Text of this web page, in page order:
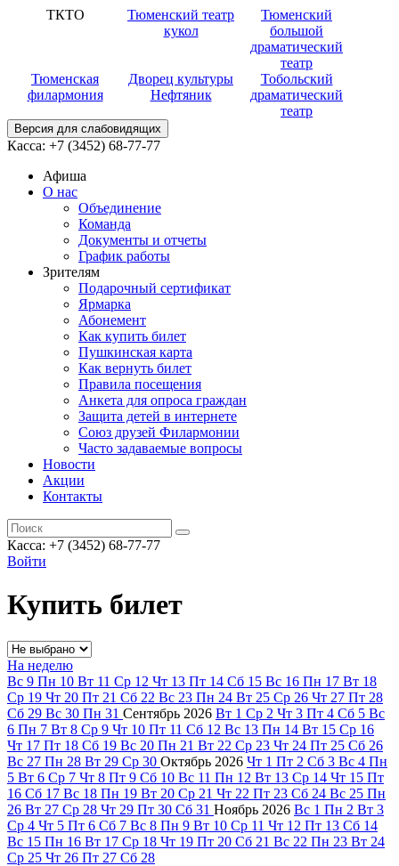
ТКТО
Тюменский театр
кукол
Тюменский
большой
драматический
театр
Тюменская
филармония
Дворец культуры
Нефтяник
Тобольский
драматический
театр
Версия для слабовидящих
Касса: +7 (3452) 68-77-77
Афиша
О нас
Объединение
Команда
Документы и отчеты
График работы
Зрителям
Подарочный сертификат
Ярмарка
Абонемент
Как купить билет
Пушкинская карта
Как вернуть билет
Правила посещения
Анкета для опроса граждан
Защита детей в интернете
Союз друзей Филармонии
Часто задаваемые вопросы
Новости
Акции
Контакты
Касса: +7 (3452) 68-77-77
Войти
Купить билет
На неделю
Вс 9 Пн 10 Вт 11 Ср 12 Чт 13 Пт 14 Сб 15 Вс 16 Пн 17 Вт 18
Ср 19 Чт 20 Пт 21 Сб 22 Вс 23 Пн 24 Вт 25 Ср 26 Чт 27 Пт 28
Сб 29 Вс 30 Пн 31 Сентябрь 2026 Вт 1 Ср 2 Чт 3 Пт 4 Сб 5 Вс
6 Пн 7 Вт 8 Ср 9 Чт 10 Пт 11 Сб 12 Вс 13 Пн 14 Вт 15 Ср 16
Чт 17 Пт 18 Сб 19 Вс 20 Пн 21 Вт 22 Ср 23 Чт 24 Пт 25 Сб 26
Вс 27 Пн 28 Вт 29 Ср 30 Октябрь 2026 Чт 1 Пт 2 Сб 3 Вс 4 Пн
5 Вт 6 Ср 7 Чт 8 Пт 9 Сб 10 Вс 11 Пн 12 Вт 13 Ср 14 Чт 15 Пт
16 Сб 17 Вс 18 Пн 19 Вт 20 Ср 21 Чт 22 Пт 23 Сб 24 Вс 25 Пн
26 Вт 27 Ср 28 Чт 29 Пт 30 Сб 31 Ноябрь 2026 Вс 1 Пн 2 Вт 3
Ср 4 Чт 5 Пт 6 Сб 7 Вс 8 Пн 9 Вт 10 Ср 11 Чт 12 Пт 13 Сб 14
Вс 15 Пн 16 Вт 17 Ср 18 Чт 19 Пт 20 Сб 21 Вс 22 Пн 23 Вт 24
Ср 25 Чт 26 Пт 27 Сб 28